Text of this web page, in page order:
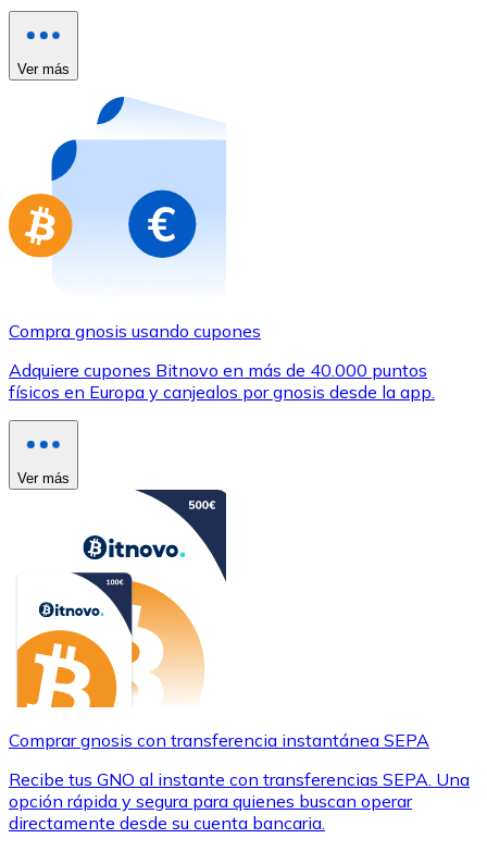
Comprar con tarjeta
Compra tarjetas regalo de tus marcas favoritas con
Ir a la tienda de tarjetas regalo
Ver más
Compra gnosis usando cupones
Adquiere cupones Bitnovo en más de 40.000 puntos
físicos en Europa y canjealos por gnosis desde la app.
Ver más
Comprar gnosis con transferencia instantánea SEPA
Recibe tus GNO al instante con transferencias SEPA. Una
opción rápida y segura para quienes buscan operar
directamente desde su cuenta bancaria.